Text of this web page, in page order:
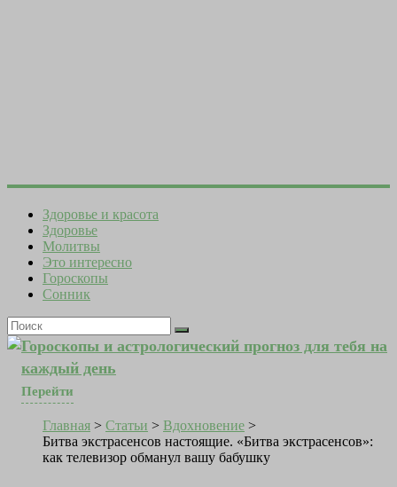
Здоровье и красота
Здоровье
Молитвы
Это интересно
Гороскопы
Сонник
Гороскопы и астрологический прогноз для тебя на
каждый день
Перейти
Главная > Статьи > Вдохновение >
Битва экстрасенсов настоящие. «Битва экстрасенсов»:
как телевизор обманул вашу бабушку